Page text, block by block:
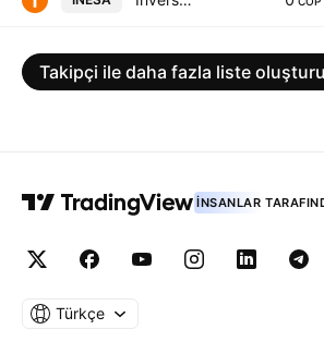
Takipçi ile daha fazla liste
İNSANLAR
Türkçe